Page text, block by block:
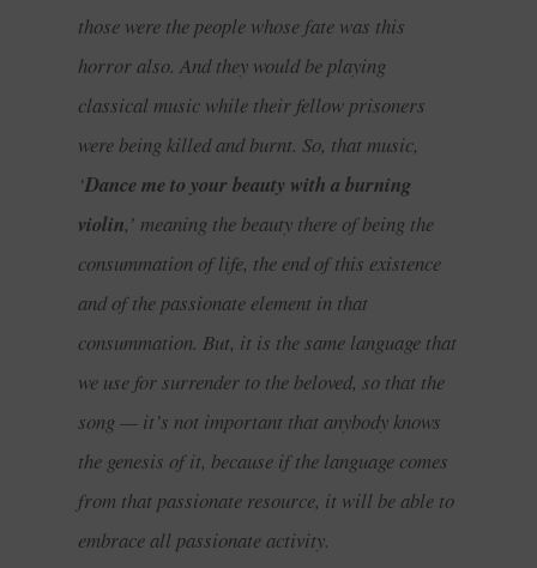
those were the people whose fate was this
horror also. And they would be playing
classical music while their fellow prisoners
were being killed and burnt. So, that music,
‘Dance me to your beauty with a burning
violin,’ meaning the beauty there of being the
consummation of life, the end of this existence
and of the passionate element in that
consummation. But, it is the same language that
we use for surrender to the beloved, so that the
song — it’s not important that anybody knows
the genesis of it, because if the language comes
from that passionate resource, it will be able to
embrace all passionate activity.